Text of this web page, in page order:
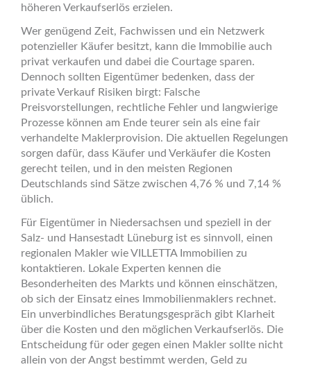
höheren Verkaufserlös erzielen.
Wer genügend Zeit, Fachwissen und ein Netzwerk
potenzieller Käufer besitzt, kann die Immobilie auch
privat verkaufen und dabei die Courtage sparen.
Dennoch sollten Eigentümer bedenken, dass der
private Verkauf Risiken birgt: Falsche
Preisvorstellungen, rechtliche Fehler und langwierige
Prozesse können am Ende teurer sein als eine fair
verhandelte Maklerprovision. Die aktuellen Regelungen
sorgen dafür, dass Käufer und Verkäufer die Kosten
gerecht teilen, und in den meisten Regionen
Deutschlands sind Sätze zwischen 4,76 % und 7,14 %
üblich.
Für Eigentümer in Niedersachsen und speziell in der
Salz- und Hansestadt Lüneburg ist es sinnvoll, einen
regionalen Makler wie VILLETTA Immobilien zu
kontaktieren. Lokale Experten kennen die
Besonderheiten des Markts und können einschätzen,
ob sich der Einsatz eines Immobilienmaklers rechnet.
Ein unverbindliches Beratungsgespräch gibt Klarheit
über die Kosten und den möglichen Verkaufserlös. Die
Entscheidung für oder gegen einen Makler sollte nicht
allein von der Angst bestimmt werden, Geld zu